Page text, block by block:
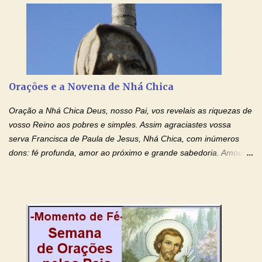
creio, Jesus, e clamo que este Sangue seja agora derramado
sobre mim e sobre todos os meus familiares. Eu peço, Senhor
Jesus, que, pelo poder libertador e salvítico deste Sangue,
possamos nos livrar de toda opressão diabólica que possa estar
prejudicando a nossa família. Peço também que atenda, em
especial, este pedido que agora faço na Sua presença:
(apresente aqui o seu pedido...) Eu, desde já, agradeço de
coração, confiante que o Senhor me atenderá. Eu louvo o Pai por
ter nos dado o Senhor, Jesus, como presente de Páscoa. eu
agradeço de coração ao Espíri...
Orações e a Novena de Nhá Chica
Oração a Nhá Chica Deus, nosso Pai, vos revelais as riquezas de
vosso Reino aos pobres e simples. Assim agraciastes vossa
serva Francisca de Paula de Jesus, Nhá Chica, com inúmeros
dons: fé profunda, amor ao próximo e grande sabedoria. Amou a
Senhor Jesus Cristo, vosso Filho, na unidade do Espírito Santo.
Amém. Novena a Nhá Chica (Oração para obter os favores
celestiais através da intercessão da Serva de Deus Nhá Chica)
(Rezar durante nove dias seguidos ou intercalados) Nhá Chica,